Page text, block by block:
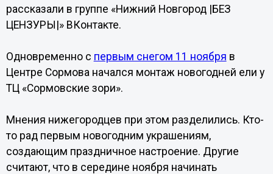
рассказали в группе «Нижний Новгород |БЕЗ
ЦЕНЗУРЫ|» ВКонтакте.
Одновременно с первым снегом 11 ноября в
Центре Сормова начался монтаж новогодней ели у
ТЦ «Сормовские зори».
Мнения нижегородцев при этом разделились. Кто-
то рад первым новогодним украшениям,
создающим праздничное настроение. Другие
считают, что в середине ноября начинать